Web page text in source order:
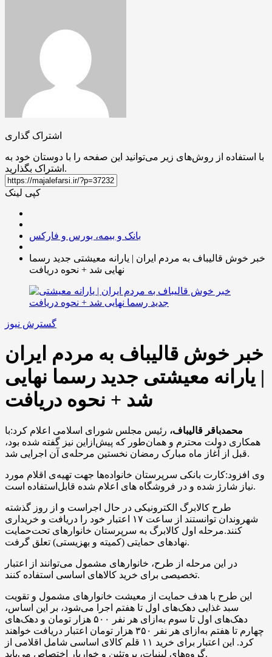
اشتراک گذاری
با استفاده از روش‌های زیر می‌توانید این صفحه را با دوستان خود به
اشتراک بگذارید.
کپی لینک
بانک و بیمه، بورس و فارکس
خبر خوش قالیباف به مردم ایران | یارانه معیشتی جدید رسما
نهایی شد + نحوه دریافت
گسترش نیوز
خبر خوش قالیباف به مردم ایران
| یارانه معیشتی جدید رسما نهایی
شد + نحوه دریافت
محمدباقر قالیباف، رئیس مجلس شورای اسلامی اعلام کرد:با
همکاری دولت محترم و همان‌طور که پیش‌ازاین نیز گفته شده بود،
قبل از آغاز ماه مبارک رمضان نخستین مرحله‌ی آن اجرایی شد.
وی افزود:کارت‌ بانکی سرپرستان خانواده‌ها جهت تهیه‌ی اقلام مورد
نیاز شارژ شده و در فروشگاه‌ های اعلام شده قابل‌استفاده است.
طرح کالابرگ الکترونیکی در حال اجراست و از روز گذشته
شهروندان توانستند از ساعت ۱۷ اعتبار خود را دریافت و خریداری
کنند.مرحله اول کالابرگ به سرپرستان خانوارهای تحت‌حمایت
نهادهای حمایتی (کمیته و بهزیستی) تعلق گرفت.
در این مرحله از طرح، خانوارهای مشمول می‌توانند از اعتبار
تخصیصی برای خرید کالاهای اساسی استفاده کنند.
این طرح با هدف حمایت از معیشت خانوارهای مشمول و تقویت
سبد غذایی دهک‌های اول تا هفتم اجرا می‌شود، بر این اساس،
دهک‌های اول تا سوم به‌ازای هر نفر ۵۰۰ هزار تومان و دهک‌های
چهارم تا هفتم به‌ازای هر نفر ۳۵۰ هزار تومان اعتبار دریافت خواهند
کرد. این اعتبار برای خرید ۱۱ قلم کالای اساسی شامل اقلامی از
گروه‌های لبنیات، پروتئین و خواربار اختصاص می‌یابد.